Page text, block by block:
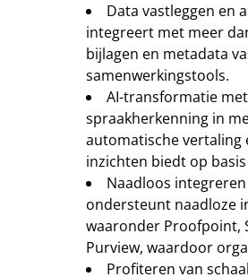
Data vastleggen en
integreert met meer
bijlagen en metadata
samenwerkingstools.
AI-transformatie
spraakherkenning in
automatische vertaling
inzichten biedt op
Naadloos
ondersteunt naadloze
waaronder Proofpoint,
Purview, waardoor
Profiteren van